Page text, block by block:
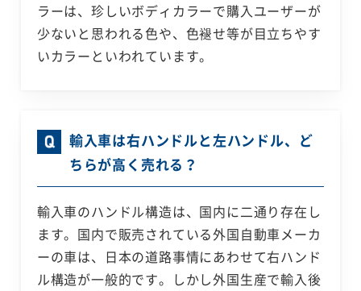
ラーは、珍しいボディカラーで購入ユーザーが
少ないと思われる色や、色褪せ等が目立ちやす
いカラーといわれています。
輸入車は右ハンドルと左ハンドル、ど
ちらが高く売れる？
輸入車のハンドル構造は、国内に二通り存在し
ます。国内で販売されている外国自動車メーカ
ーの車は、日本の道路事情にあわせて右ハンド
ル構造が一般的です。しかし外国生産で輸入後